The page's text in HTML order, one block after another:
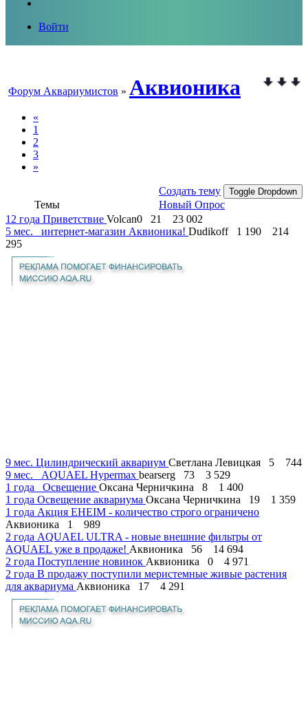
Войти
Форум Аквариумистов » Аквионика
«
1
2
3
»
Создать тему Toggle Dropdown
Новый Опрос
Темы
12 года Приветствие Volcan0 21
23 002
5 мес.
интернет-магазин Аквионика! Dudikoff 1 190
214
295
9 мес. Цилиндрический аквариум Светлана Левицкая 5
744
9 мес.
AQUAEL Hypermax bearserg 73
3 529
1 года
Освещение Оксана Черничкина 8
1 400
1 года Освещение аквариума Оксана Черничкина 19
1 359
1 года Акция EHEIM - количество строго ограничено
Аквионика
1
989
2 года AQUAEL ULTRA - новые внешние фильтры от
AQUAEL уже в продаже! Аквионика 56
14 694
2 года Поступление новинок Аквионика 0
4 971
2 года В продажу поступили меристемные живые растения
для аквариума Аквионика 17 4 291